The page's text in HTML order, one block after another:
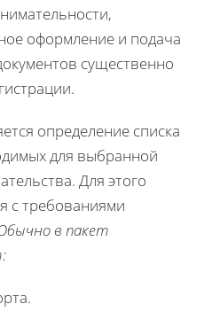
оформление и подача
существенно
определение списка
для выбранной
Для этого
с требованиями
в пакет